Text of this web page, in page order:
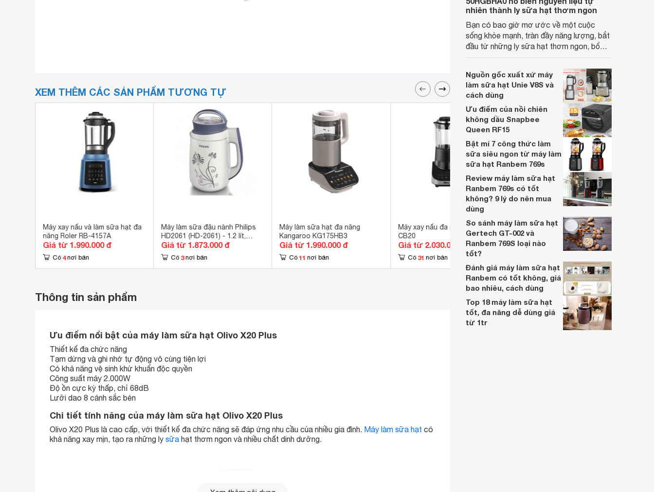
XEM THÊM CÁC SẢN PHẨM TƯƠNG TỰ
Máy xay nấu và làm sữa hạt đa
năng Roler RB-4157A
Giá từ 1.990.000 đ
Có 4 nơi bán
Máy làm sữa đậu nành Philips
HD2061 (HD-2061) - 1.2 lít,
900W
Giá từ 1.873.000 đ
Có 3 nơi bán
Máy làm sữa hạt đa năng
Kangaroo KG175HB3
Giá từ 1.990.000 đ
Có 11 nơi bán
Máy xay nấu đa năng Olivo
CB20
Giá từ 2.030.000 đ
Có 31 nơi bán
Máy làm sữa hạt Kalpen CBK-
2601
Giá từ 1.889.000 đ
Thông tin sản phẩm
Ưu điểm nổi bật của máy làm sữa hạt Olivo X20 Plus
Thiết kế đa chức năng
Tạm dừng và ghi nhớ tự động vô cùng tiện lợi
Có khả năng vệ sinh khử khuẩn độc quyền
Công suất máy 2.000W
Độ ồn cực kỳ thấp, chỉ 68dB
Lưỡi dao 8 cánh sắc bén
Chi tiết tính năng của máy làm sữa hạt Olivo X20 Plus
Olivo X20 Plus là cao cấp, với thiết kế đa chức năng sẽ đáp ứng nhu cầu của nhiều gia đình. Máy làm sữa hạt có
khả năng xay mịn, tạo ra những ly sữa hạt thơm ngon và nhiều chất dinh dưỡng.
nhiên thành ly sữa hạt thơm ngon
Bạn có bao giờ mơ ước về một cuộc
sống khỏe mạnh, tràn đầy năng lượng, bắt
đầu từ những ly sữa hạt thơm ngon, bổ
CBL-50HGBHA0, giấc mơ ấy không chỉ là
hiện thực, mà còn là một trải nghiệm thú
vị, đầy màu sắc.
Nguồn gốc xuất xứ máy
làm sữa hạt Unie V8S và
cách dùng
Ưu điểm của nồi chiên
không dầu Snapbee
Queen RF15
Bật mí 7 công thức làm
sữa siêu ngon từ máy làm
sữa hạt Ranbem 769s
Review máy làm sữa hạt
Ranbem 769s có tốt
không? 9 lý do nên mua
dùng
So sánh máy làm sữa hạt
Gertech GT-002 và
Ranbem 769S loại nào
tốt?
Đánh giá máy làm sữa hạt
Ranbem có tốt không, giá
bao nhiêu, cách dùng
Top 18 máy làm sữa hạt
tốt, đa năng dễ dùng giá
từ 1tr